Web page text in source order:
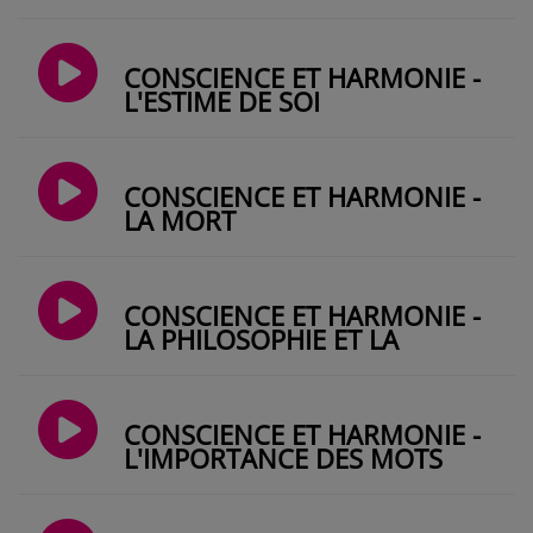
CONSCIENCE ET HARMONIE -
L'ESTIME DE SOI
CONSCIENCE ET HARMONIE -
LA MORT
CONSCIENCE ET HARMONIE -
LA PHILOSOPHIE ET LA
CONSCIENCE ET HARMONIE -
L'IMPORTANCE DES MOTS